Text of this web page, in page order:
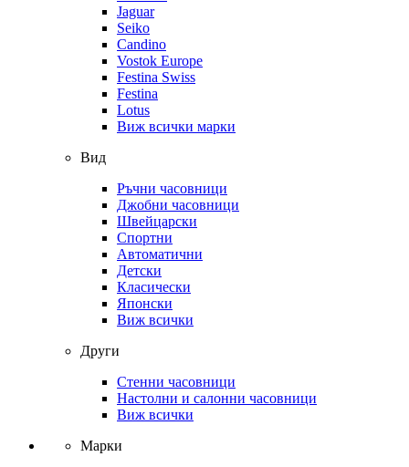
Jaguar
Seiko
Candino
Vostok Europe
Festina Swiss
Festina
Lotus
Виж всички марки
Вид
Ръчни часовници
Джобни часовници
Швейцарски
Спортни
Автоматични
Детски
Класически
Японски
Виж всички
Други
Стенни часовници
Настолни и салонни часовници
Виж всички
Марки